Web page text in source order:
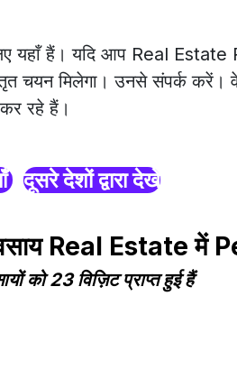
यहाँ हैं। यदि आप Real
चयन मिलेगा। उनसे संपर्क करें।
कर रहे हैं।
दूसरे देशों द्वारा देखें
Real Estate में
को 23 विज़िट प्राप्त हुई हैं